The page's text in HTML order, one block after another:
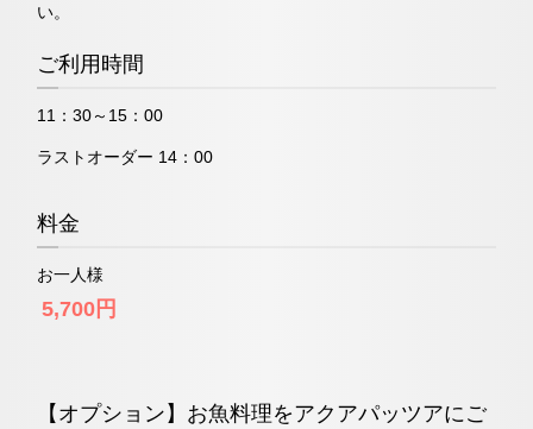
い。
ご利用時間
11：30～15：00
ラストオーダー 14：00
料金
お一人様
5,700円
【オプション】お魚料理をアクアパッツアにご